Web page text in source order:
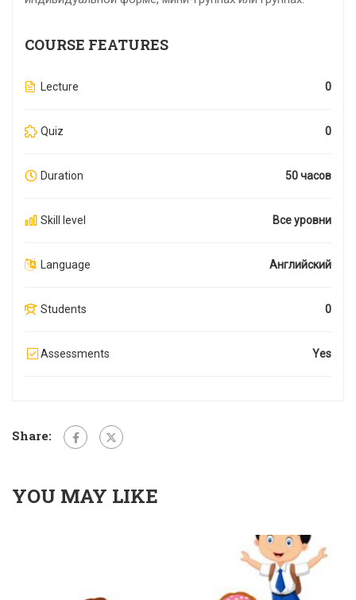
COURSE FEATURES
Lecture 0
Quiz 0
Duration 50 часов
Skill level Все уровни
Language Английский
Students 0
Assessments Yes
Share:
YOU MAY LIKE